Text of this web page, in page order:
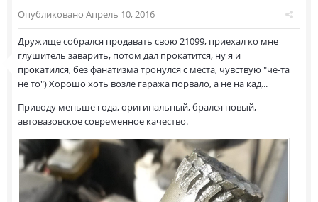
Опубликовано Апрель 10, 2016
Дружище собрался продавать свою 21099, приехал ко мне
глушитель заварить, потом дал прокатится, ну я и
прокатился, без фанатизма тронулся с места, чувствую "че-та
не то") Хорошо хоть возле гаража порвало, а не на кад...
Приводу меньше года, оригинальный, брался новый,
автовазовское современное качество.